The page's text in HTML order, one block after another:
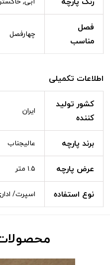
فصل
مناسب
چهارفصل
اطلاعات تکمیلی
کشور تولید
کننده
ایران
برند پارچه عالیجناب
عرض پارچه ۱.۵ متر
نوع استفاده اسپرت/